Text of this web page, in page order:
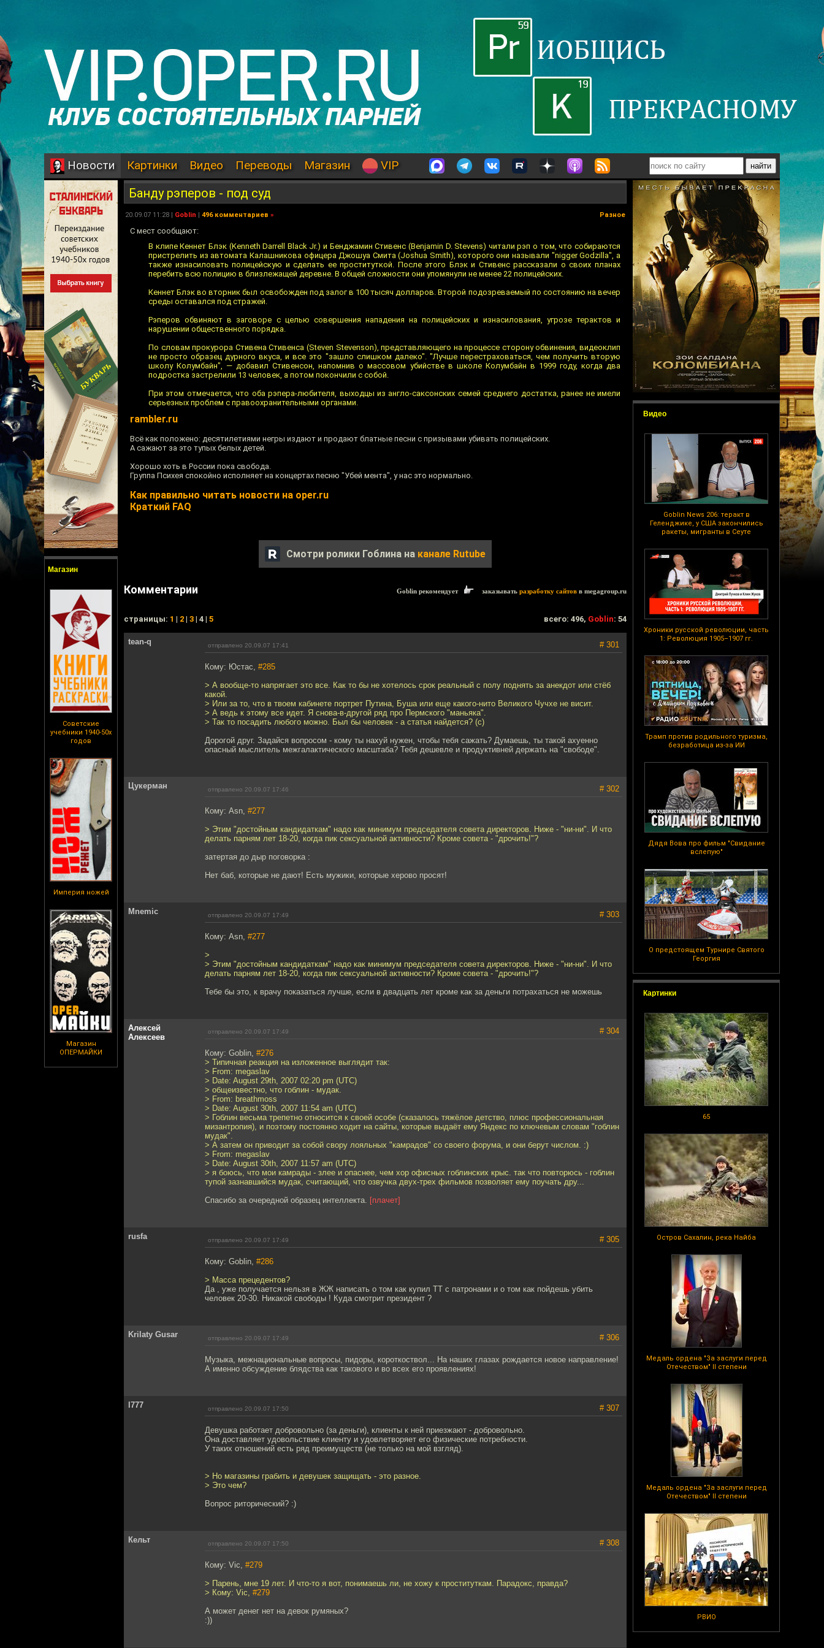
Новости Картинки Видео Переводы Магазин VIP
Магазин
Советские
учебники 1940-50х
годов
Империя ножей
Магазин
ОПЕРМАЙКИ
Видео
Goblin News 206: теракт в
Геленджике, у США закончились
ракеты, мигранты в Сеуте
Хроники русской революции, часть
1: Революция 1905–1907 гг.
Трамп против родильного туризма,
безработица из-за ИИ
Дядя Вова про фильм "Свидание
вслепую"
О предстоящем Турнире Святого
Георгия
Картинки
65
Остров Сахалин, река Найба
Медаль ордена "За заслуги перед
Отечеством" II степени
Медаль ордена "За заслуги перед
Отечеством" II степени
РВИО
Банду рэперов - под суд
20.09.07 11:28 | Goblin | 496 комментариев » Разное
C мест сообщают:
В клипе Кеннет Блэк (Kenneth Darrell Black Jr.) и Бенджамин Стивенс (Benjamin D. Stevens) читали рэп о том, что собираются
пристрелить из автомата Калашникова офицера Джошуа Смита (Joshua Smith), которого они называли "nigger Godzilla", а
также изнасиловать полицейскую и сделать ее проституткой. После этого Блэк и Стивенс рассказали о своих планах
перебить всю полицию в близлежащей деревне. В общей сложности они упомянули не менее 22 полицейских.
Кеннет Блэк во вторник был освобожден под залог в 100 тысяч долларов. Второй подозреваемый по состоянию на вечер
среды оставался под стражей.
Рэперов обвиняют в заговоре с целью совершения нападения на полицейских и изнасилования, угрозе терактов и
нарушении общественного порядка.
По словам прокурора Стивена Стивенса (Steven Stevenson), представляющего на процессе сторону обвинения, видеоклип
не просто образец дурного вкуса, и все это "зашло слишком далеко". "Лучше перестраховаться, чем получить вторую
школу Колумбайн", — добавил Стивенсон, напомнив о массовом убийстве в школе Колумбайн в 1999 году, когда два
подростка застрелили 13 человек, а потом покончили с собой.
При этом отмечается, что оба рэпера-любителя, выходцы из англо-саксонских семей среднего достатка, ранее не имели
серьезных проблем с правоохранительными органами.
rambler.ru
Всё как положено: десятилетиями негры издают и продают блатные песни с призывами убивать полицейских.
А сажают за это тупых белых детей.
Хорошо хоть в России пока свобода.
Группа Психея спокойно исполняет на концертах песню "Убей мента", у нас это нормально.
Как правильно читать новости на oper.ru
Краткий FAQ
Смотри ролики Гоблина на канале Rutube
Комментарии Goblin рекомендует заказывать разработку сайтов в megagroup.ru
cтраницы: 1 | 2 | 3 | 4 | 5 всего: 496, Goblin: 54
tean-q отправлено 20.09.07 17:41 # 301
Кому: Юстас, #285
> А вообще-то напрягает это все. Как то бы не хотелось срок реальный с полу поднять за анекдот или стёб
какой.
> Или за то, что в твоем кабинете портрет Путина, Буша или еще какого-нито Великого Чучхе не висит.
> А ведь к этому все идет. Я снова-в-другой ряд про Пермского "маньяка".
> Так то посадить любого можно. Был бы человек - а статья найдется? (с)
Дорогой друг. Задайся вопросом - кому ты нахуй нужен, чтобы тебя сажать? Думаешь, ты такой ахуенно
опасный мыслитель межгалактического масштаба? Тебя дешевле и продуктивней держать на "свободе".
Цукерман отправлено 20.09.07 17:46 # 302
Кому: Asn, #277
> Этим "достойным кандидаткам" надо как минимум председателя совета директоров. Ниже - "ни-ни". И что
делать парням лет 18-20, когда пик сексуальной активности? Кроме совета - "дрочить!"?
затертая до дыр поговорка :
Нет баб, которые не дают! Есть мужики, которые херово просят!
Mnemic отправлено 20.09.07 17:49 # 303
Кому: Asn, #277
>
> Этим "достойным кандидаткам" надо как минимум председателя совета директоров. Ниже - "ни-ни". И что
делать парням лет 18-20, когда пик сексуальной активности? Кроме совета - "дрочить!"?
Тебе бы это, к врачу показаться лучше, если в двадцать лет кроме как за деньги потрахаться не можешь
Алексей
Алексеев
отправлено 20.09.07 17:49 # 304
Кому: Goblin, #276
> Типичная реакция на изложенное выглядит так:
> From: megaslav
> Date: August 29th, 2007 02:20 pm (UTC)
> общеизвестно, что гоблин - мудак.
> From: breathmoss
> Date: August 30th, 2007 11:54 am (UTC)
> Гоблин весьма трепетно относится к своей особе (сказалось тяжёлое детство, плюс профессиональная
мизантропия), и поэтому постоянно ходит на сайты, которые выдаёт ему Яндекс по ключевым словам "гоблин
мудак".
> А затем он приводит за собой свору лояльных "камрадов" со своего форума, и они берут числом. :)
> From: megaslav
> Date: August 30th, 2007 11:57 am (UTC)
> я боюсь, что мои камрады - злее и опаснее, чем хор офисных гоблинских крыс. так что повторюсь - гоблин
тупой зазнавшийся мудак, считающий, что озвучка двух-трех фильмов позволяет ему поучать дру...
Спасибо за очередной образец интеллекта. [плачет]
rusfa отправлено 20.09.07 17:49 # 305
Кому: Goblin, #286
> Масса прецедентов?
Да , уже получается нельзя в ЖЖ написать о том как купил ТТ с патронами и о том как пойдешь убить
человек 20-30. Никакой свободы ! Куда смотрит президент ?
Krilaty Gusar отправлено 20.09.07 17:49 # 306
Музыка, межнациональные вопросы, пидоры, короткоствол... На наших глазах рождается новое направление!
А именно обсуждение блядства как такового и во всех его проявлениях!
l777 отправлено 20.09.07 17:50 # 307
Девушка работает добровольно (за деньги), клиенты к ней приезжают - добровольно.
Она доставляет удовольствие клиенту и удовлетворяет его физические потребности.
У таких отношений есть ряд преимуществ (не только на мой взгляд).
> Но магазины грабить и девушек защищать - это разное.
> Это чем?
Вопрос риторический? :)
Кельт отправлено 20.09.07 17:50 # 308
Кому: Vic, #279
> Парень, мне 19 лет. И что-то я вот, понимаешь ли, не хожу к проституткам. Парадокс, правда?
> Кому: Vic, #279
А может денег нет на девок румяных?
:))